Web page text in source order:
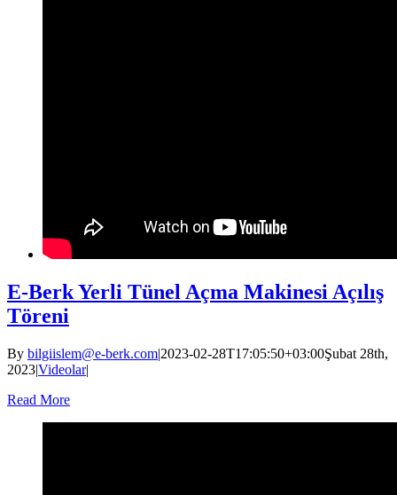
E-Berk Yerli Tünel Açma Makinesi Açılış
Töreni
By bilgiislem@e-berk.com|2023-02-28T17:05:50+03:00Şubat 28th,
2023|Videolar|
Read More